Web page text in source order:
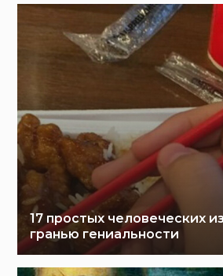
17 простых человеческих
гранью гениальности